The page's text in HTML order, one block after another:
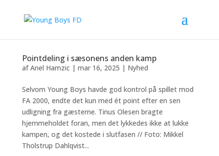
Pointdeling i sæsonens anden kamp
afAnel Hamzic| mar 16, 2025 | Nyhed
Selvom Young Boys havde god kontrol på spillet mod
FA 2000, endte det kun med ét point efter en sen
udligning fra gæsterne. Tinus Olesen bragte
hjemmeholdet foran, men det lykkedes ikke at lukke
kampen, og det kostede i slutfasen // Foto: Mikkel
Tholstrup Dahlqvist...